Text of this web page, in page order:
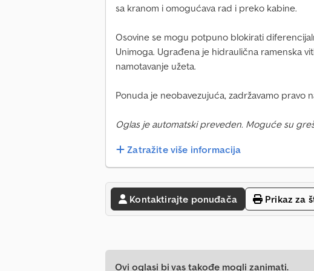
sa kranom i omogućava rad i preko kabine.
Osovine se mogu potpuno blokirati
Unimoga. Ugrađena je hidraulična ramenska
namotavanje užeta.
Ponuda je neobavezujuća, zadržavamo pravo
Oglas je automatski preveden. Moguće su
Zatražite više informacija
Kontaktirajte ponuđača Prikaz za
Ovi oglasi bi vas takođe mogli zanimati.